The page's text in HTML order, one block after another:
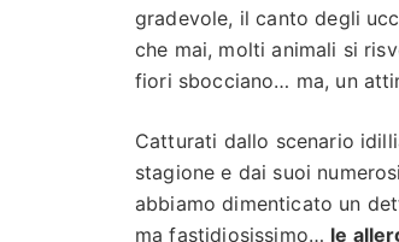
gradevole, il canto degli
che mai, molti animali si
fiori sbocciano… ma, un
Catturati dallo scenario
stagione e dai suoi
abbiamo dimenticato un
ma fastidiosissimo… le